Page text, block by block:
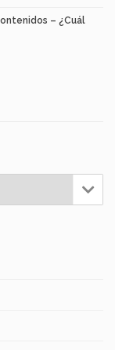
– ¿Cuál
